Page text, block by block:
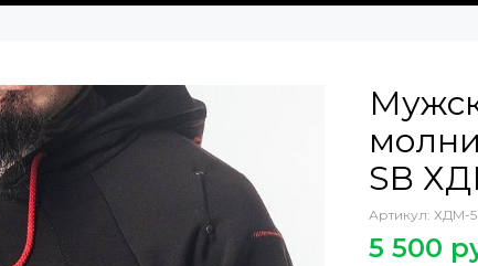
SB
Артикул: ХДМ-
5 500